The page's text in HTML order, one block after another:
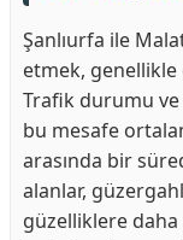
Şanlıurfa ile
etmek, genellikle
Trafik durumu ve
bu mesafe
arasında bir
alanlar,
güzelliklere daha